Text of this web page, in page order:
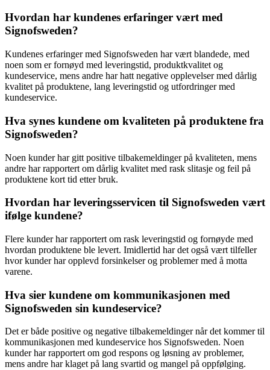
Hvordan har kundenes erfaringer vært med
Signofsweden?
Kundenes erfaringer med Signofsweden har vært blandede, med
noen som er fornøyd med leveringstid, produktkvalitet og
kundeservice, mens andre har hatt negative opplevelser med dårlig
kvalitet på produktene, lang leveringstid og utfordringer med
kundeservice.
Hva synes kundene om kvaliteten på produktene fra
Signofsweden?
Noen kunder har gitt positive tilbakemeldinger på kvaliteten, mens
andre har rapportert om dårlig kvalitet med rask slitasje og feil på
produktene kort tid etter bruk.
Hvordan har leveringsservicen til Signofsweden vært
ifølge kundene?
Flere kunder har rapportert om rask leveringstid og fornøyde med
hvordan produktene ble levert. Imidlertid har det også vært tilfeller
hvor kunder har opplevd forsinkelser og problemer med å motta
varene.
Hva sier kundene om kommunikasjonen med
Signofsweden sin kundeservice?
Det er både positive og negative tilbakemeldinger når det kommer til
kommunikasjonen med kundeservice hos Signofsweden. Noen
kunder har rapportert om god respons og løsning av problemer,
mens andre har klaget på lang svartid og mangel på oppfølging.